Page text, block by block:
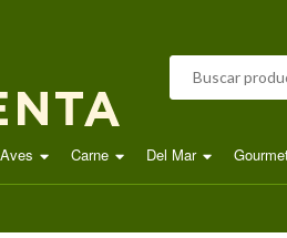
Buscar por:
Aves Carne Del Mar